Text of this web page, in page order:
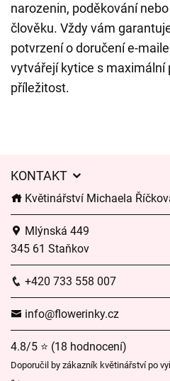
narozenin, poděkování
člověku. Vždy vám
potvrzení o doručení e-
vytvářejí kytice s maximální
příležitost.
KONTAKT
Květinářství Michaela
Mlýnská 449
345 61 Staňkov
+420 733 558 007
info@flowerinky.cz
4.8/5 ⭐ (18 hodnocení)
Doporučil by zákazník květinářství po